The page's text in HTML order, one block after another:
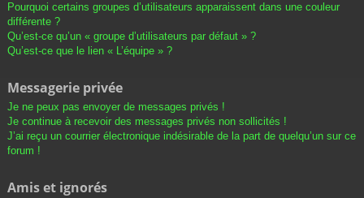
Pourquoi certains groupes d’utilisateurs apparaissent dans une couleur
différente ?
Qu’est-ce qu’un « groupe d’utilisateurs par défaut » ?
Qu’est-ce que le lien « L’équipe » ?
Messagerie privée
Je ne peux pas envoyer de messages privés !
Je continue à recevoir des messages privés non sollicités !
J’ai reçu un courrier électronique indésirable de la part de quelqu’un sur ce
forum !
Amis et ignorés